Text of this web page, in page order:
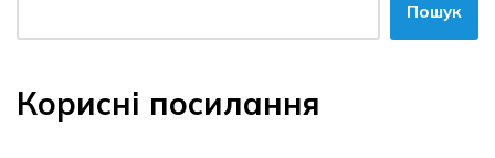
Пошук
Корисні посилання